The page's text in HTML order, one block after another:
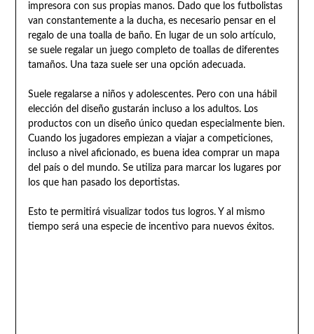
impresora con sus propias manos. Dado que los futbolistas
van constantemente a la ducha, es necesario pensar en el
regalo de una toalla de baño. En lugar de un solo artículo,
se suele regalar un juego completo de toallas de diferentes
tamaños. Una taza suele ser una opción adecuada.
Suele regalarse a niños y adolescentes. Pero con una hábil
elección del diseño gustarán incluso a los adultos. Los
productos con un diseño único quedan especialmente bien.
Cuando los jugadores empiezan a viajar a competiciones,
incluso a nivel aficionado, es buena idea comprar un mapa
del país o del mundo. Se utiliza para marcar los lugares por
los que han pasado los deportistas.
Esto te permitirá visualizar todos tus logros. Y al mismo
tiempo será una especie de incentivo para nuevos éxitos.